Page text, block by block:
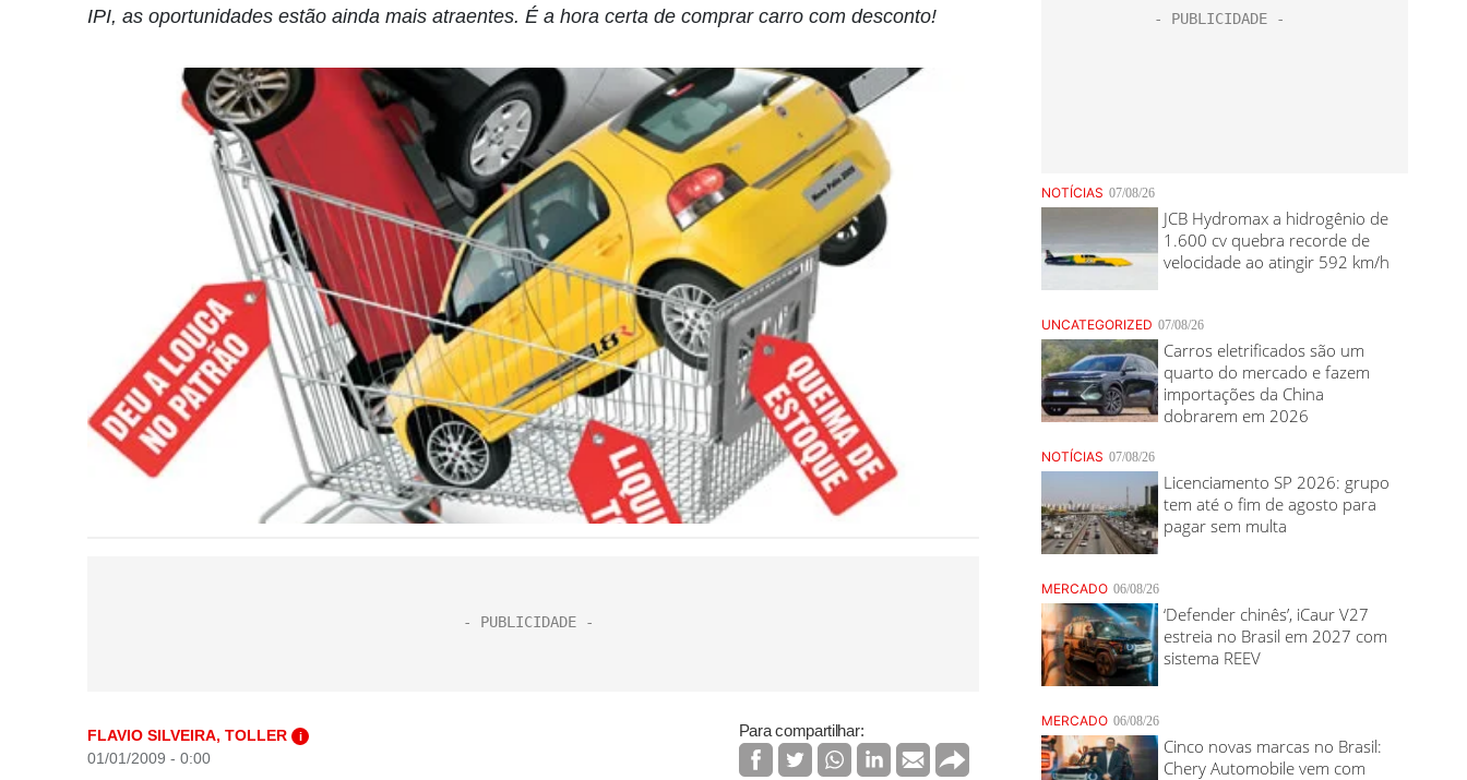
IPI, as oportunidades estão ainda mais atraentes. É a hora certa de comprar carro com desconto!
FLAVIO SILVEIRA, TOLLER i
01/01/2009 - 0:00
Para compartilhar: